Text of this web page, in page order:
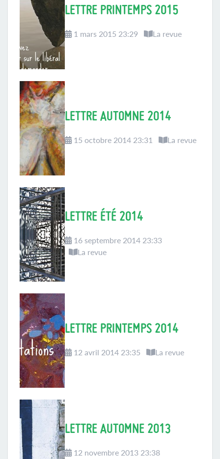
LETTRE PRINTEMPS 2015
1 mars 2015 23:29 La revue
LETTRE AUTOMNE 2014
15 octobre 2014 23:31 La revue
LETTRE ÉTÉ 2014
16 septembre 2014 23:33
La revue
LETTRE PRINTEMPS 2014
12 avril 2014 23:35 La revue
LETTRE AUTOMNE 2013
12 novembre 2013 23:38